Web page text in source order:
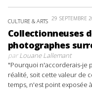
CULTURE & ARTS 29 SEPTEMBRE
Collectionneuses
photographes
parLouane Lallemant
"Pourquoi n'accorderais-je
réalité, soit cette valeur de
temps, n'est point exposée